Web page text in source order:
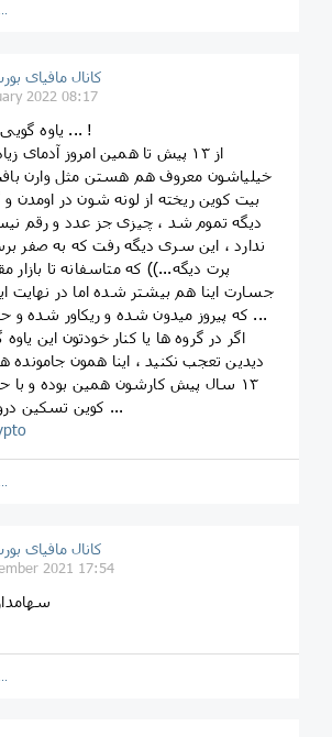
کانال مافیای
2022 08:17
یاوه گویی کنتور نمی اندازد ... !
از ۱۳ پیش تا همین امروز
خیلیاشون معروف هم هستن مثل وارن
بیت کوین ریخته از لونه شون در اومدن
دیگه تموم شد ، چیزی جز عدد و رقم
ندارد ، این سری دیگه رفت که به صفر
پرت دیگه...)) که متاسفانه تا بازار
جسارت اینا هم بیشتر شده اما در نهایت
که پیروز میدون شده و ریکاور شده و حتی قوی تر از قبل ...
اگر در گروه ها یا کنار خودتون این یاوه
دیدین تعجب نکنید ، اینا همون
۱۳ سال پیش کارشون همین بوده و با
کوین تسکین درونی پیدا می کنن ...
کانال مافیای
2021 17:54